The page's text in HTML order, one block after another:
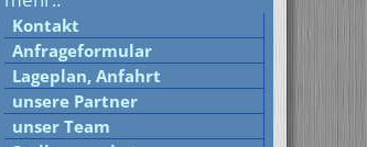
Kontakt
Anfrageformular
Lageplan, Anfahrt
unsere Partner
unser Team